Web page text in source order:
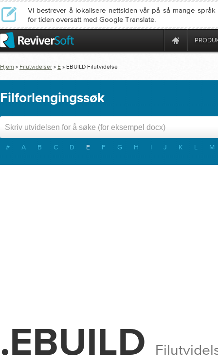
Vi bestrever å lokalisere nettsiden vår på så mange
for tiden oversatt med Google Translate.
Hjem » Filutvidelser » E » EBUILD Filutvidelse
Filforlengingssøk
# A B C D E F G H I J K L M
.EBUILD